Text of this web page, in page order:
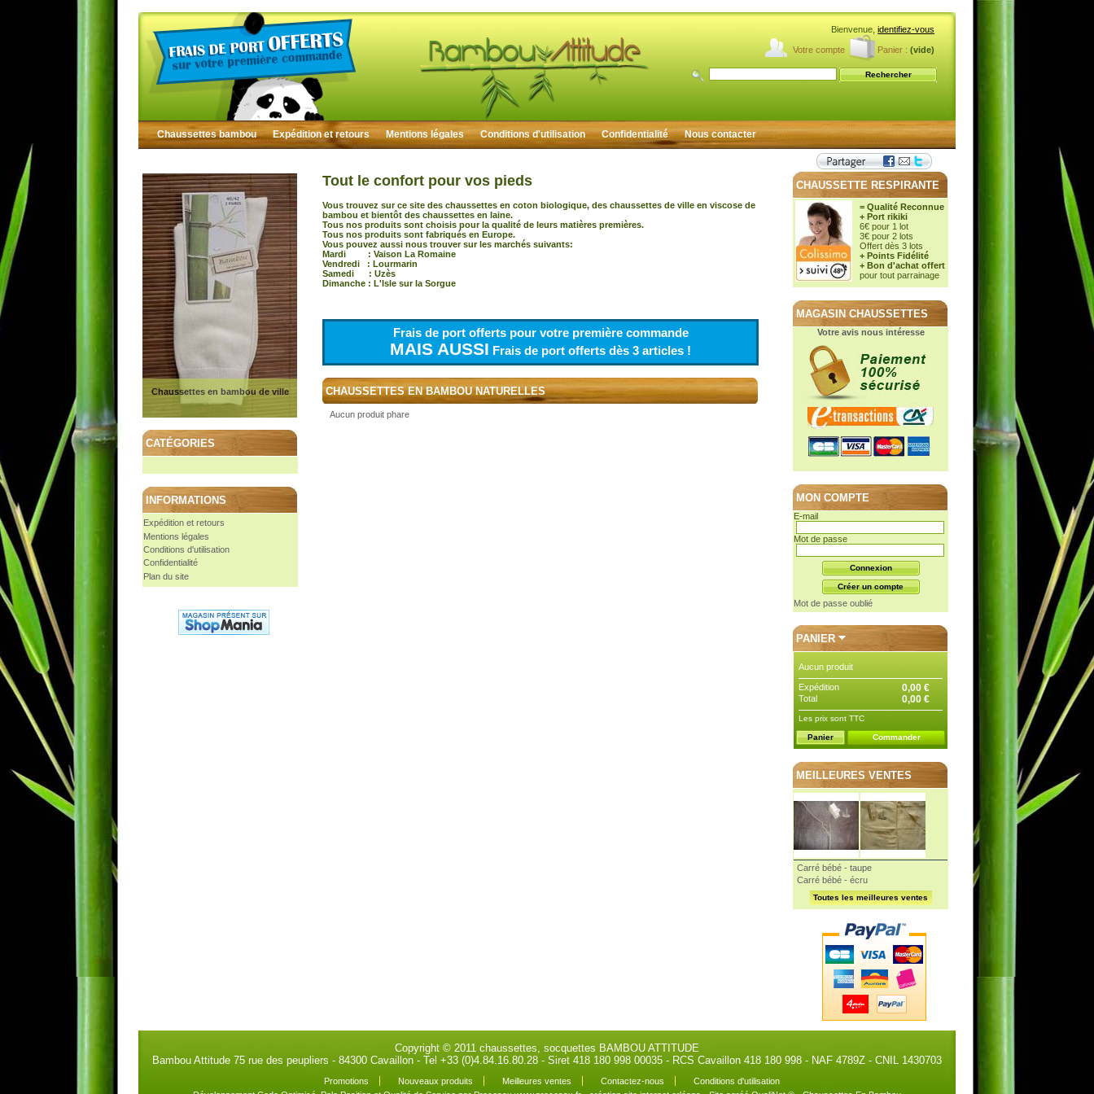
Bienvenue, identifiez-vous
Panier : (vide)
Votre compte
Chaussettes bambou Expédition et retours Mentions légales Conditions d'utilisation Confidentialité Nous contacter
Chaussettes en bambou de ville
CATÉGORIES
INFORMATIONS
Expédition et retours
Mentions légales
Conditions d'utilisation
Confidentialité
Plan du site
Tout le confort pour vos pieds
Vous trouvez sur ce site des chaussettes en coton biologique, des chaussettes de ville en viscose de
bambou et bientôt des chaussettes en laine.
Tous nos produits sont choisis pour la qualité de leurs matières premières.
Tous nos produits sont fabriqués en Europe.
Vous pouvez aussi nous trouver sur les marchés suivants:
Mardi : Vaison La Romaine
Vendredi : Lourmarin
Samedi : Uzès
Dimanche : L'Isle sur la Sorgue
Frais de port offerts pour votre première commande
MAIS AUSSI Frais de port offerts dès 3 articles !
CHAUSSETTES EN BAMBOU NATURELLES
Aucun produit phare
CHAUSSETTE RESPIRANTE
= Qualité Reconnue
+ Port rikiki
6€ pour 1 lot
3€ pour 2 lots
Offert dès 3 lots
+ Points Fidélité
+ Bon d'achat offert
pour tout parrainage
MAGASIN CHAUSSETTES
Votre avis nous intéresse
MON COMPTE
E-mail
Mot de passe
Mot de passe oublié
PANIER
Aucun produit
Expédition 0,00 €
Total 0,00 €
Les prix sont TTC
Panier Commander
MEILLEURES VENTES
Carré bébé - taupe
Carré bébé - écru
Toutes les meilleures ventes
Copyright © 2011 chaussettes, socquettes BAMBOU ATTITUDE
Bambou Attitude 75 rue des peupliers - 84300 Cavaillon - Tel +33 (0)4.84.16.80.28 - Siret 418 180 998 00035 - RCS Cavaillon 418 180 998 - NAF 4789Z - CNIL 1430703
Promotions Nouveaux produits Meilleures ventes Contactez-nous
Conditions d'utilisation